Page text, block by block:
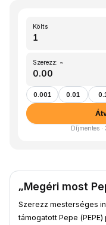
Költs
Szerezz: ~
0.001 0.01
Díjmentes
„Megéri most
Szerezz mesterséges
támogatott Pepe